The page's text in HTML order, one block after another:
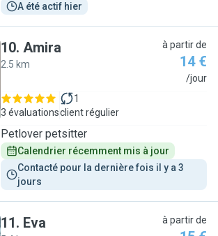
A été actif hier
10. Amira
2.5 km
à partir de
14 €
/jour
3 évaluations
1
client régulier
Petlover petsitter
Calendrier récemment mis à jour
Contacté pour la dernière fois il y a 3
jours
11. Eva à partir de